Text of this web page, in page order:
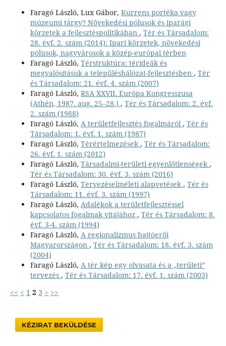
Faragó László, Lux Gábor, Kurrens portéka vagy
múzeumi tárgy? Növekedési pólusok és iparági
körzetek a fejlesztéspolitikában , Tér és Társadalom:
28. évf. 2. szám (2014): Ipari körzetek, növekedési
pólusok, nagyvárosok a közép-európai térben
Faragó László, Térstruktúra: térideák és
megvalósításuk a településhálózat-fejlesztésben , Tér
és Társadalom: 21. évf. 4. szám (2007)
Faragó László, RSA XXVII. Európa Kongresszusa
(Athén, 1987. aug. 25–28.) , Tér és Társadalom: 2. évf.
2. szám (1988)
Faragó László, A területfejlesztés fogalmáról , Tér és
Társadalom: 1. évf. 1. szám (1987)
Faragó László, Térértelmezések , Tér és Társadalom:
26. évf. 1. szám (2012)
Faragó László, Társadalmi-területi egyenlőtlenségek ,
Tér és Társadalom: 30. évf. 3. szám (2016)
Faragó László, Tervezéselméleti alapvetések , Tér és
Társadalom: 11. évf. 3. szám (1997)
Faragó László, Adalékok a területfejlesztéssel
kapcsolatos fogalmak vitájához , Tér és Társadalom: 8.
évf. 3-4. szám (1994)
Faragó László, A regionalizmus hajtóerői
Magyarországon , Tér és Társadalom: 18. évf. 3. szám
(2004)
Faragó László, A tér kép egy olvasata és a „területi”
tervezés , Tér és Társadalom: 17. évf. 1. szám (2003)
<< < 1 2 3 > >>
KÉZIRAT BEKÜLDÉSE